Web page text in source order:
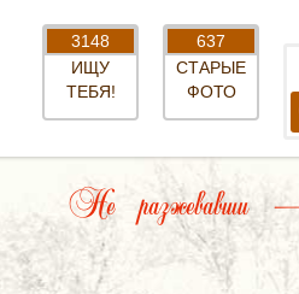
3148
ИЩУ
ТЕБЯ!
637
СТАРЫЕ
ФОТО
Не разжевавши